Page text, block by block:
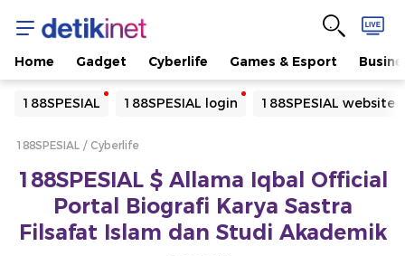
Home Gadget Cyberlife Games & Esport
188SPESIAL 188SPESIAL login 188SPESIAL website
Yang sedang ramai dicari
Loading...
Loading...
188SPESIAL Cyberlife
188SPESIAL $ Allama Iqbal Official
Portal Biografi Karya Sastra
Filsafat Islam dan Studi Akademik